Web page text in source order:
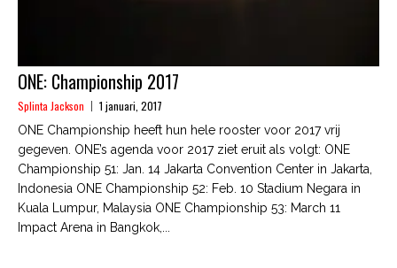
ONE: Championship 2017
Splinta Jackson 1 januari, 2017
ONE Championship heeft hun hele rooster voor 2017 vrij
gegeven. ONE’s agenda voor 2017 ziet eruit als volgt: ONE
Championship 51: Jan. 14 Jakarta Convention Center in Jakarta,
Indonesia ONE Championship 52: Feb. 10 Stadium Negara in
Kuala Lumpur, Malaysia ONE Championship 53: March 11
Impact Arena in Bangkok,...